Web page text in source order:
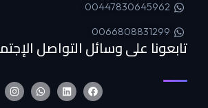
00447830645962
0066808831299
تابعونا على وسائل التواصل